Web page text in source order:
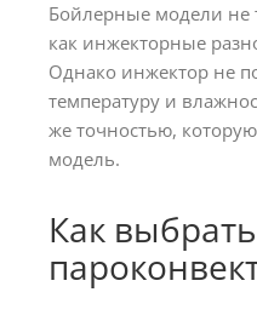
Бойлерные модели не
как инжекторные
Однако инжектор не
температуру и
же точностью,
модель.
Как выбрать